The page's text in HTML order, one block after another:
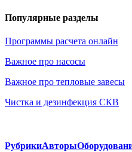
Популярные разделы
Программы расчета онлайн
Важное про насосы
Важное про тепловые завесы
Чистка и дезинфекция СКВ
РубрикиАвторы